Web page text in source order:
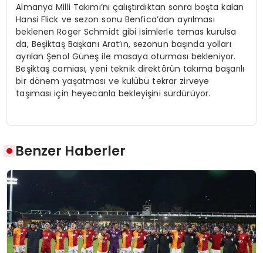
Almanya Milli Takımı’nı çalıştırdıktan sonra boşta kalan
Hansi Flick ve sezon sonu Benfica’dan ayrılması
beklenen Roger Schmidt gibi isimlerle temas kurulsa
da, Beşiktaş Başkanı Arat’ın, sezonun başında yolları
ayrılan Şenol Güneş ile masaya oturması bekleniyor.
Beşiktaş camiası, yeni teknik direktörün takıma başarılı
bir dönem yaşatması ve kulübü tekrar zirveye
taşıması için heyecanla bekleyişini sürdürüyor.
Benzer Haberler